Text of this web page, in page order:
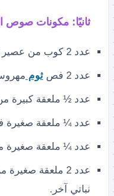
ثانيًا: مكونات صوص
عدد 2 كوب من عصير الطماطم.
عدد 2 فص ثوم
عدد ½ ملعقة كبيرة
عدد ¼ ملعقة صغيرة
عدد ¼ ملعقة صغيرة
عدد 2 ملعقة
نباتي آخر.